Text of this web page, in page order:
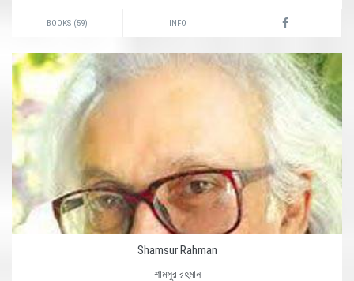
BOOKS (59) INFO
Shamsur Rahman
শামসুর রহমান